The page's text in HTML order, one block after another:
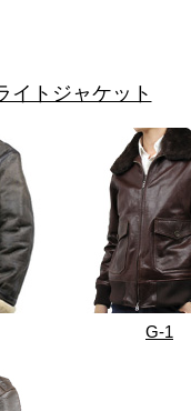
イトジャケット
G-1